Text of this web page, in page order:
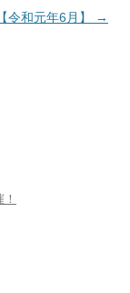
【令和元年6月】
→